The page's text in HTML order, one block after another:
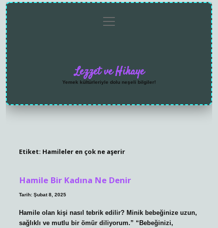
menüyü
aç
Lezzet ve Hikaye
Yemek kültürleriyle dolu neşeli bilgiler!
Etiket: Hamileler en çok ne aşerir
Hamile Bir Kadına Ne Denir
Tarih: Şubat 8, 2025
Hamile olan kişi nasıl tebrik edilir? Minik bebeğinize uzun,
sağlıklı ve mutlu bir ömür diliyorum.” “Bebeğinizi,